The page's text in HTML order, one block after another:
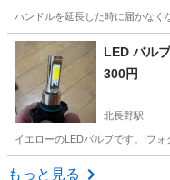
ハンドルを延長した時に届かなく
長野 長野市 市役所前駅
LED バ
300円
北長野駅
イエローのLEDバルブです。 フ
長野 長野市
もっと見る